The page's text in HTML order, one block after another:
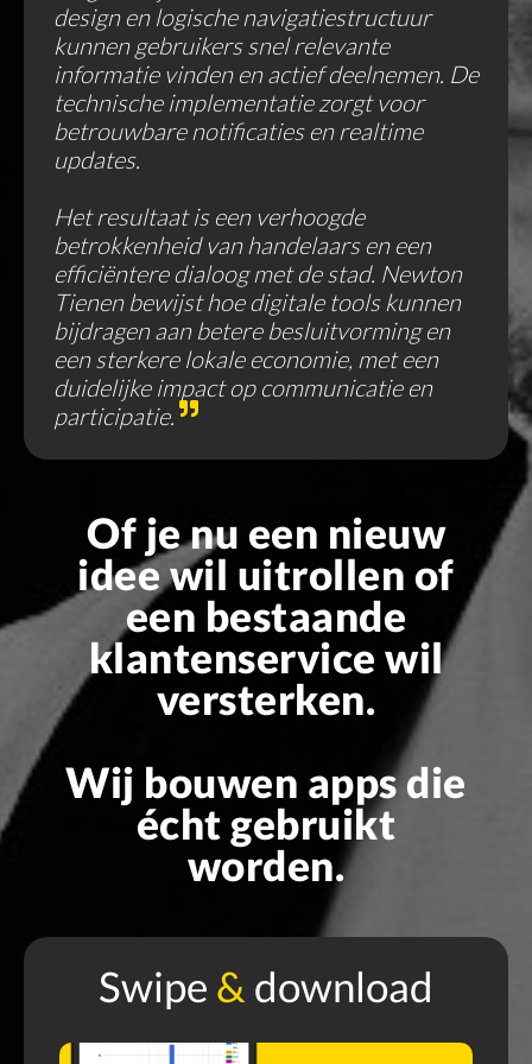
design en logische navigatiestructuur
kunnen gebruikers snel relevante
informatie vinden en actief deelnemen. De
technische implementatie zorgt voor
betrouwbare notificaties en realtime
updates.
Het resultaat is een verhoogde
betrokkenheid van handelaars en een
efficiëntere dialoog met de stad. Newton
Tienen bewijst hoe digitale tools kunnen
bijdragen aan betere besluitvorming en
een sterkere lokale economie, met een
duidelijke impact op communicatie en
participatie.
Of je nu een nieuw
idee wil uitrollen of
een bestaande
klantenservice wil
versterken.
Wij bouwen apps die
écht gebruikt
worden.
Swipe & download